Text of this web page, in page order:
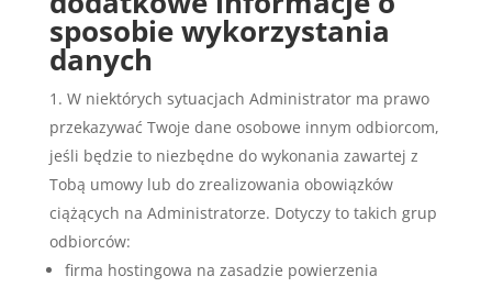
sposobie wykorzystania
danych
W niektórych sytuacjach Administrator ma prawo
przekazywać Twoje dane osobowe innym odbiorcom,
jeśli będzie to niezbędne do wykonania zawartej z
Tobą umowy lub do zrealizowania obowiązków
ciążących na Administratorze. Dotyczy to takich grup
odbiorców:
firma hostingowa na zasadzie powierzenia